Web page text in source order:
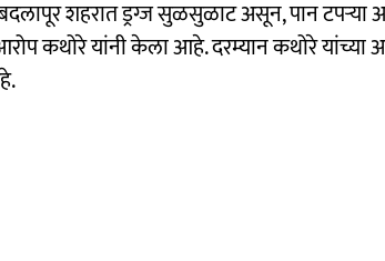
शहरात ड्रग्ज सुळसुळाट असून, पान टपऱ्या
कथोरे यांनी केला आहे. दरम्यान कथोरे यांच्या